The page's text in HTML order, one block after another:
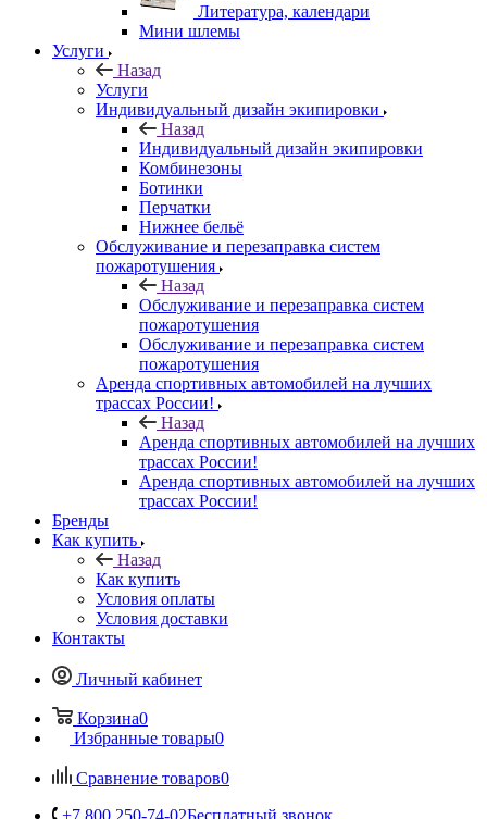
Литература, календари
Мини шлемы
Услуги
Назад
Услуги
Индивидуальный дизайн экипировки
Назад
Индивидуальный дизайн экипировки
Комбинезоны
Ботинки
Перчатки
Нижнее бельё
Обслуживание и перезаправка систем
пожаротушения
Назад
Обслуживание и перезаправка систем
пожаротушения
Обслуживание и перезаправка систем
пожаротушения
Аренда спортивных автомобилей на лучших
трассах России!
Назад
Аренда спортивных автомобилей на лучших
трассах России!
Аренда спортивных автомобилей на лучших
трассах России!
Бренды
Как купить
Назад
Как купить
Условия оплаты
Условия доставки
Контакты
Личный кабинет
Корзина0
Избранные товары0
Сравнение товаров0
+7 800 250-74-02Бесплатный звонок